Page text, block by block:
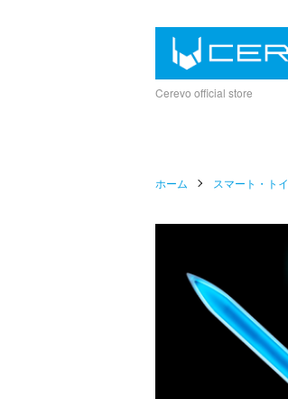
Cerevo official store
ホーム スマート・トイ